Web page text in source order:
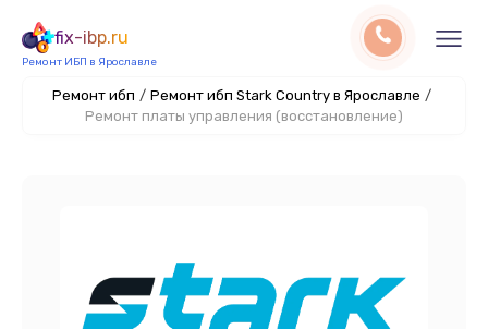
fix-ibp.ru
Ремонт ИБП в Ярославле
Ремонт ибп / Ремонт ибп Stark Country в Ярославле /
Ремонт платы управления (восстановление)